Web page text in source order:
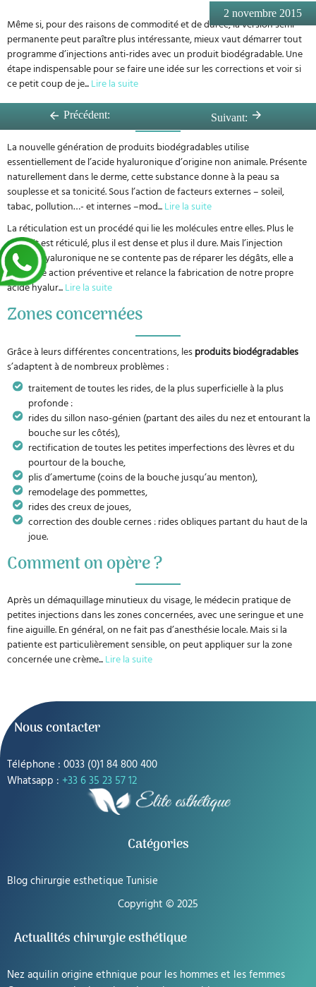
2 novembre 2015
Précédent: Suivant:
Même si, pour des raisons de commodité et de durée, la version semi-
permanente peut paraître plus intéressante, mieux vaut démarrer tout
programme d’injections anti-rides avec un produit biodégradable. Une
étape indispensable pour se faire une idée sur les corrections et voir si
ce petit coup de je...Lire la suite
Dans quels cas ?
La nouvelle génération de produits biodégradables utilise
essentiellement de l’acide hyaluronique d’origine non animale. Présente
naturellement dans le derme, cette substance donne à la peau sa
souplesse et sa tonicité. Sous l’action de facteurs externes – soleil,
tabac, pollution…- et internes –mod...Lire la suite
La réticulation est un procédé qui lie les molécules entre elles. Plus le
produit est réticulé, plus il est dense et plus il dure. Mais l’injection
d’acide hyaluronique ne se contente pas de réparer les dégâts, elle a
aussi une action préventive et relance la fabrication de notre propre
acide hyalur...Lire la suite
Zones concernées
Grâce à leurs différentes concentrations, lesproduits biodégradables
s’adaptent à de nombreux problèmes :
traitement de toutes les rides, de la plus superficielle à la plus
profonde :
rides du sillon naso-génien (partant des ailes du nez et entourant la
bouche sur les côtés),
rectification de toutes les petites imperfections des lèvres et du
pourtour de la bouche,
plis d’amertume (coins de la bouche jusqu’au menton),
remodelage des pommettes,
rides des creux de joues,
correction des double cernes : rides obliques partant du haut de la
joue.
Comment on opère ?
Après un démaquillage minutieux du visage, le médecin pratique de
petites injections dans les zones concernées, avec une seringue et une
fine aiguille. En général, on ne fait pas d’anesthésie locale. Mais si la
patiente est particulièrement sensible, on peut appliquer sur la zone
concernée une crème...Lire la suite
Nous contacter
Téléphone : 0033 (0)1 84 800 400
Whatsapp : +33 6 35 23 57 12
Catégories
Blog chirurgie esthetique Tunisie
Copyright © 2025
Actualités chirurgie esthétique
Nez aquilin origine ethnique pour les hommes et les femmes